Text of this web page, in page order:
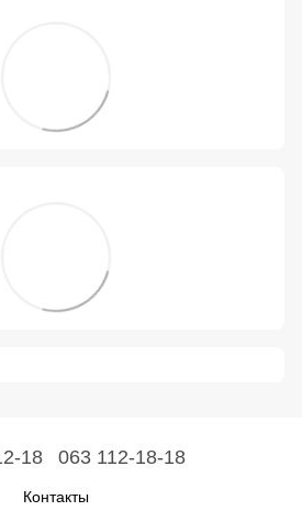
18 063 112-18-18
Контакты